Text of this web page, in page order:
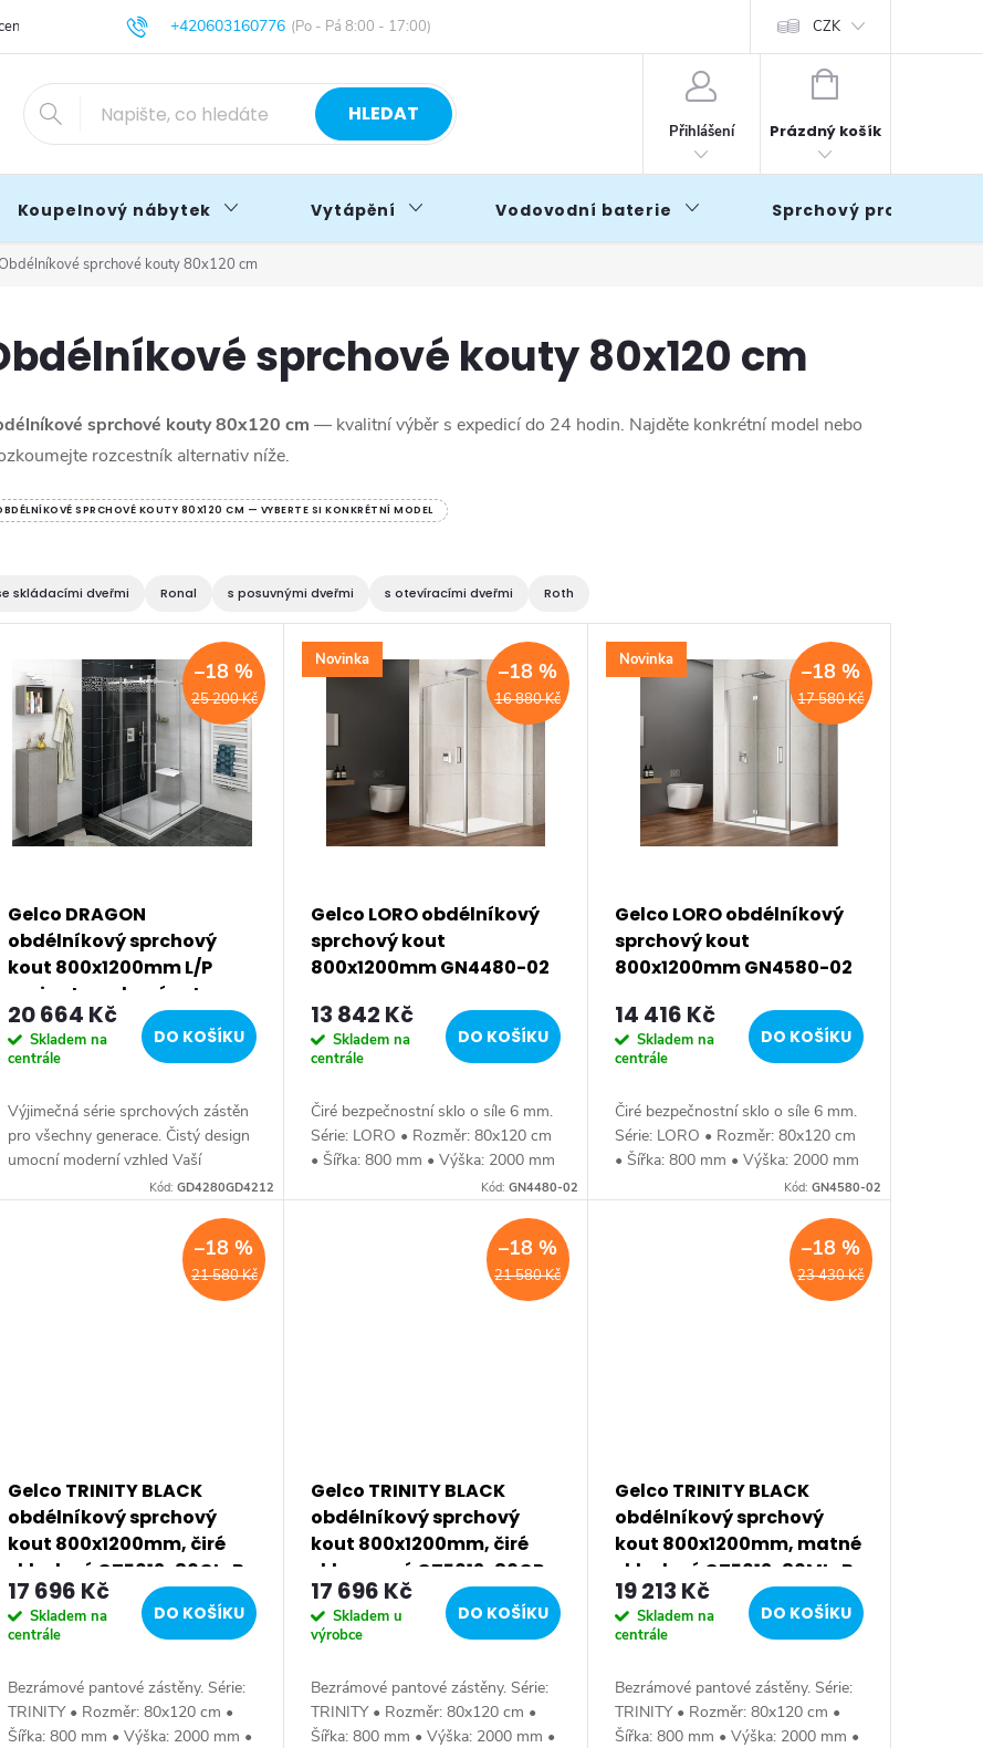
+420603160776
info@primakoupelny.cz
obchodu Obchodní podmínky Blog CZK
HLEDAT
Přihlášení
NÁKUPNÍ
Prázdný košík
Koupelnový nábytek Vytápění Vodovodní baterie Sprchový program
sprchové kouty 80x120 cm
sprchové kouty 80x120 cm
sprchové kouty 80x120 cm — kvalitní výběr s expedicí do 24 hodin. Najděte konkrétní model nebo
rozcestník alternativ níže.
SPRCHOVÉ KOUTY 80X120 CM — VYBERTE SI KONKRÉTNÍ MODEL
skládacími dveřmi Ronal s posuvnými dveřmi s otevíracími dveřmi Roth
25 200 Kč
–18 %
Gelco DRAGON
obdélníkový sprchový
kout 800x1200mm L/P
varianta, rohový vstup
GD4280GD4212
20 664 Kč
Skladem na
centrále
DO KOŠÍKU
Výjimečná série sprchových zástěn
pro všechny generace. Čistý design
umocní moderní vzhled Vaší
koupelny. Série: DRAGON •
Kód:GD4280GD4212
Novinka
16 880 Kč
–18 %
Gelco LORO obdélníkový
sprchový kout
800x1200mm GN4480-02
13 842 Kč
Skladem na
centrále
DO KOŠÍKU
Čiré bezpečnostní sklo o síle 6 mm.
Série: LORO • Rozměr: 80x120 cm
• Šířka: 800 mm • Výška: 2000 mm
• Hloubka: 1200 mm • Tloušťka:
Kód: GN4480-02
Novinka
17 580 Kč
–18 %
Gelco LORO obdélníkový
sprchový kout
800x1200mm GN4580-02
14 416 Kč
Skladem na
centrále
DO KOŠÍKU
Čiré bezpečnostní sklo o síle 6 mm.
Série: LORO • Rozměr: 80x120 cm
• Šířka: 800 mm • Výška: 2000 mm
• Hloubka: 1200 mm • Tloušťka:
Kód: GN4580-02
21 580 Kč
–18 %
Gelco TRINITY BLACK
obdélníkový sprchový
kout 800x1200mm, čiré
sklo, levé GT5612-80CL-B
17 696 Kč
Skladem na
centrále
DO KOŠÍKU
Bezrámové pantové zástěny. Série:
TRINITY • Rozměr: 80x120 cm •
Šířka: 800 mm • Výška: 2000 mm •
21 580 Kč
–18 %
Gelco TRINITY BLACK
obdélníkový sprchový
kout 800x1200mm, čiré
sklo, pravé GT5612-80CR-
B
17 696 Kč
Skladem u
výrobce
DO KOŠÍKU
Bezrámové pantové zástěny. Série:
TRINITY • Rozměr: 80x120 cm •
Šířka: 800 mm • Výška: 2000 mm •
23 430 Kč
–18 %
Gelco TRINITY BLACK
obdélníkový sprchový
kout 800x1200mm, matné
sklo, levé GT5612-80ML-B
19 213 Kč
Skladem na
centrále
DO KOŠÍKU
Bezrámové pantové zástěny. Série:
TRINITY • Rozměr: 80x120 cm •
Šířka: 800 mm • Výška: 2000 mm •